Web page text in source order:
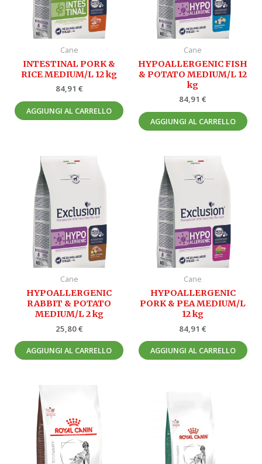
Cane
INTESTINAL PORK &
RICE MEDIUM/L 12 kg
84,91 €
AGGIUNGI AL CARRELLO
Cane
HYPOALLERGENIC FISH
& POTATO MEDIUM/L 12
kg
84,91€
AGGIUNGI AL CARRELLO
Cane
HYPOALLERGENIC
RABBIT & POTATO
MEDIUM/L 2 kg
25,80€
AGGIUNGI AL CARRELLO
Cane
HYPOALLERGENIC
PORK & PEA MEDIUM/L
12 kg
84,91€
AGGIUNGI AL CARRELLO